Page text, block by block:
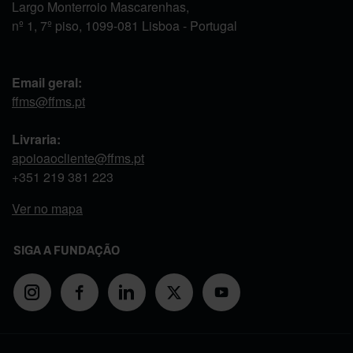
Largo Monterroio Mascarenhas,
nº 1, 7º piso, 1099-081 Lisboa - Portugal
Email geral:
ffms@ffms.pt
Livraria:
apoioaocliente@ffms.pt
+351 219 381 223
Ver no mapa
SIGA A FUNDAÇÃO